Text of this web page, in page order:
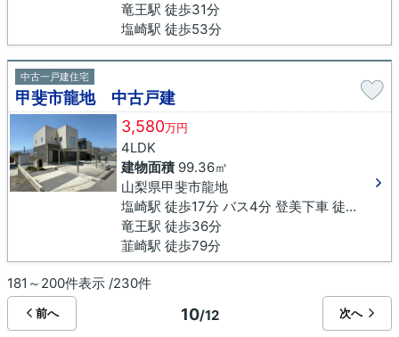
竜王駅 徒歩31分
塩崎駅 徒歩53分
中古一戸建住宅
甲斐市龍地 中古戸建
3,580万円
4LDK
建物面積99.36㎡
山梨県甲斐市龍地
塩崎駅 徒歩17分 バス4分 登美下車 徒歩9分
竜王駅 徒歩36分
韮崎駅 徒歩79分
181～200件表示 /230件
前へ 10/12 次へ